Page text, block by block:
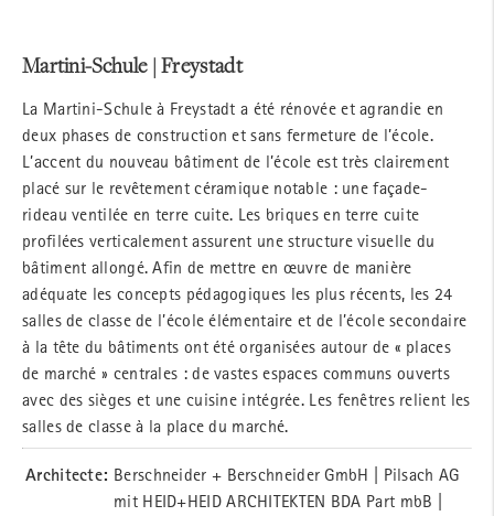
Martini-Schule | Freystadt
La Martini-Schule à Freystadt a été rénovée et agrandie en
deux phases de construction et sans fermeture de l’école.
L’accent du nouveau bâtiment de l’école est très clairement
placé sur le revêtement céramique notable : une façade-
rideau ventilée en terre cuite. Les briques en terre cuite
profilées verticalement assurent une structure visuelle du
bâtiment allongé. Afin de mettre en œuvre de manière
adéquate les concepts pédagogiques les plus récents, les 24
salles de classe de l’école élémentaire et de l’école secondaire
à la tête du bâtiments ont été organisées autour de « places
de marché » centrales : de vastes espaces communs ouverts
avec des sièges et une cuisine intégrée. Les fenêtres relient les
salles de classe à la place du marché.
Architecte: Berschneider + Berschneider GmbH | Pilsach AG
mit HEID+HEID ARCHITEKTEN BDA Part mbB |